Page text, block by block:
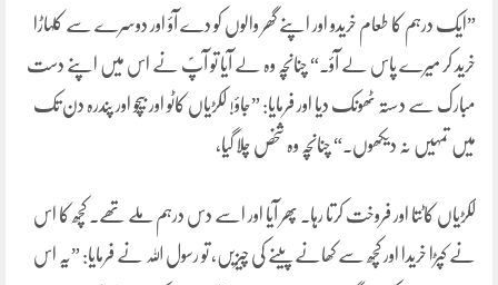
”ایک درہم کا طعام خریدو اور اپنے گھر والوں کو دے آؤ اور دوسرے سے کلہاڑا
خرید کر میرے پاس لے آؤ۔“ چنانچہ وہ لے آیا تو آپؐ نے اس میں اپنے دست
مبارک سے دستہ ٹھونک دیا اور فرمایا: ”جاؤ! لکڑیاں کاٹو اور بیچو اور پندرہ دن تک
میں تمہیں نہ دیکھوں۔“ چنانچہ وہ شخص چلا گیا،
لکڑیاں کاٹتا اور فروخت کرتا رہا۔ پھر آیا اور اسے دس درہم ملے تھے۔ کچھ کا اس
نے کپڑا خریدا اور کچھ سے کھانے پینے کی چیزیں، تو رسول اللہ نے فرمایا: ”یہ اس